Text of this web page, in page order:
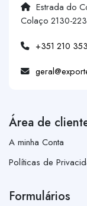
Estrada do
Colaço 2130-223
+351 210
Área de
A minha Conta
Políticas de
Formulários